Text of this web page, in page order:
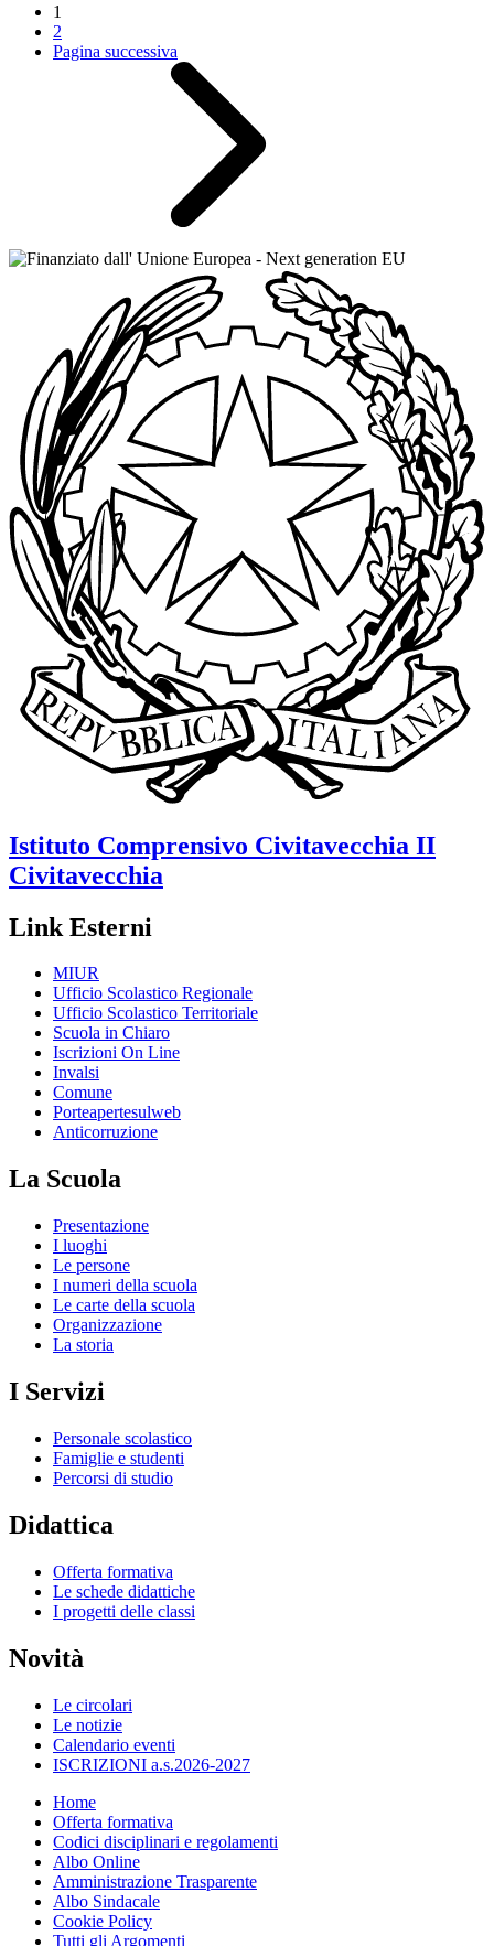
1
2
Pagina successiva
Istituto Comprensivo Civitavecchia II
Civitavecchia
Link Esterni
MIUR
Ufficio Scolastico Regionale
Ufficio Scolastico Territoriale
Scuola in Chiaro
Iscrizioni On Line
Invalsi
Comune
Porteapertesulweb
Anticorruzione
La Scuola
Presentazione
I luoghi
Le persone
I numeri della scuola
Le carte della scuola
Organizzazione
La storia
I Servizi
Personale scolastico
Famiglie e studenti
Percorsi di studio
Didattica
Offerta formativa
Le schede didattiche
I progetti delle classi
Novità
Le circolari
Le notizie
Calendario eventi
ISCRIZIONI a.s.2026-2027
Home
Offerta formativa
Codici disciplinari e regolamenti
Albo Online
Amministrazione Trasparente
Albo Sindacale
Cookie Policy
Tutti gli Argomenti